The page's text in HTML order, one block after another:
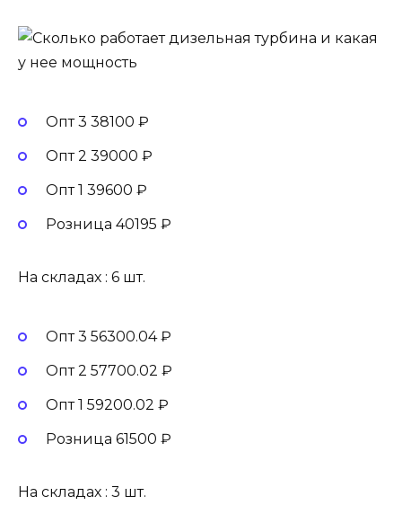
Опт 3 38100 ₽
Опт 2 39000 ₽
Опт 1 39600 ₽
Розница 40195 ₽
На складах : 6 шт.
Опт 3 56300.04 ₽
Опт 2 57700.02 ₽
Опт 1 59200.02 ₽
Розница 61500 ₽
На складах : 3 шт.